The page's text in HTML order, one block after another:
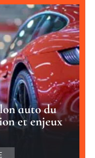
auto du
et enjeux